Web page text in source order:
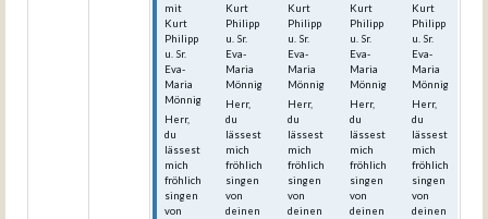
mit
Kurt
Philipp
u. Sr.
Eva-
Maria
Mönnig
Herr,
du
lässest
mich
fröhlich
singen
von
Kurt
Philipp
u. Sr.
Eva-
Maria
Mönnig
Herr,
du
lässest
mich
fröhlich
singen
von
deinen
Kurt
Philipp
u. Sr.
Eva-
Maria
Mönnig
Herr,
du
lässest
mich
fröhlich
singen
von
deinen
Kurt
Philipp
u. Sr.
Eva-
Maria
Mönnig
Herr,
du
lässest
mich
fröhlich
singen
von
deinen
Kurt
Philipp
u. Sr.
Eva-
Maria
Mönnig
Herr,
du
lässest
mich
fröhlich
singen
von
deinen